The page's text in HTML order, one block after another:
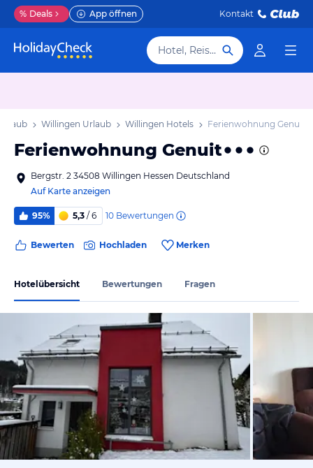
% Deals App öffnen Kontakt
Hotel, Reiseziel
Willingen Urlaub Willingen Hotels Ferienwohnung Genuit
Ferienwohnung Genuit
Bergstr. 2 34508 Willingen Hessen Deutschland
Auf Karte anzeigen
95% 5,3 / 6 10 Bewertungen
Bewerten Hochladen Merken
Hotelübersicht Bewertungen Fragen